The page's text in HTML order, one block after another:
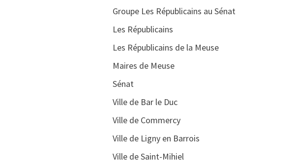
Groupe Les Républicains au Sénat
Les Républicains
Les Républicains de la Meuse
Maires de Meuse
Sénat
Ville de Bar le Duc
Ville de Commercy
Ville de Ligny en Barrois
Ville de Saint-Mihiel